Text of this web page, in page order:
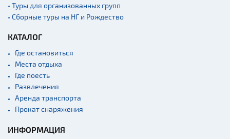
• Туры для организованных групп
• Сборные туры на НГ и Рождество
КАТАЛОГ
Где остановиться
Места отдыха
Где поесть
Развлечения
Аренда транспорта
Прокат снаряжения
ИНФОРМАЦИЯ